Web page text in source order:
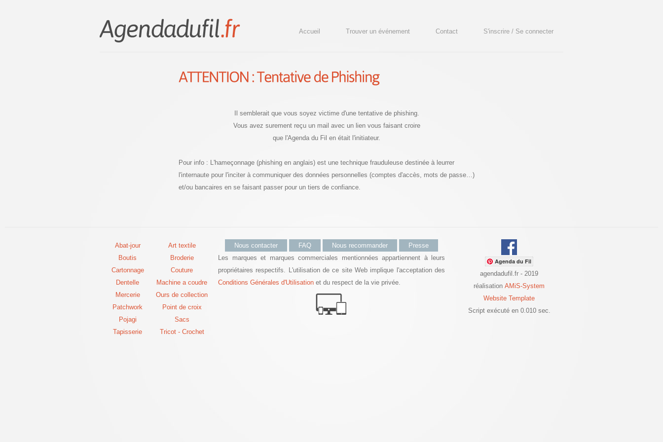
Accueil Trouver un événement Contact S'inscrire / Se connecter
Il semblerait que vous soyez victime d'une tentative de phishing.
Vous avez surement reçu un mail avec un lien vous faisant croire
que l'Agenda du Fil en était l'initiateur.
Pour info : L'hameçonnage (phishing en anglais) est une technique frauduleuse destinée à leurrer
l'internaute pour l'inciter à communiquer des données personnelles (comptes d'accès, mots de passe…)
et/ou bancaires en se faisant passer pour un tiers de confiance.
Abat-jour
Art textile
Boutis
Broderie
Cartonnage
Couture
Dentelle
Machine a coudre
Mercerie
Ours de collection
Patchwork
Point de croix
Pojagi
Sacs
Tapisserie
Tricot - Crochet
Nous contacter FAQ Nous recommander
Presse
Les marques et marques commerciales mentionnées appartiennent à leurs
propriétaires respectifs. L'utilisation de ce site Web implique l'acceptation des
Conditions Générales d'Utilisation et du respect de la vie privée.
Agenda du Fil
agendadufil.fr - 2019
réalisation AMiS-System
Website Template
Script exécuté en 0.010 sec.